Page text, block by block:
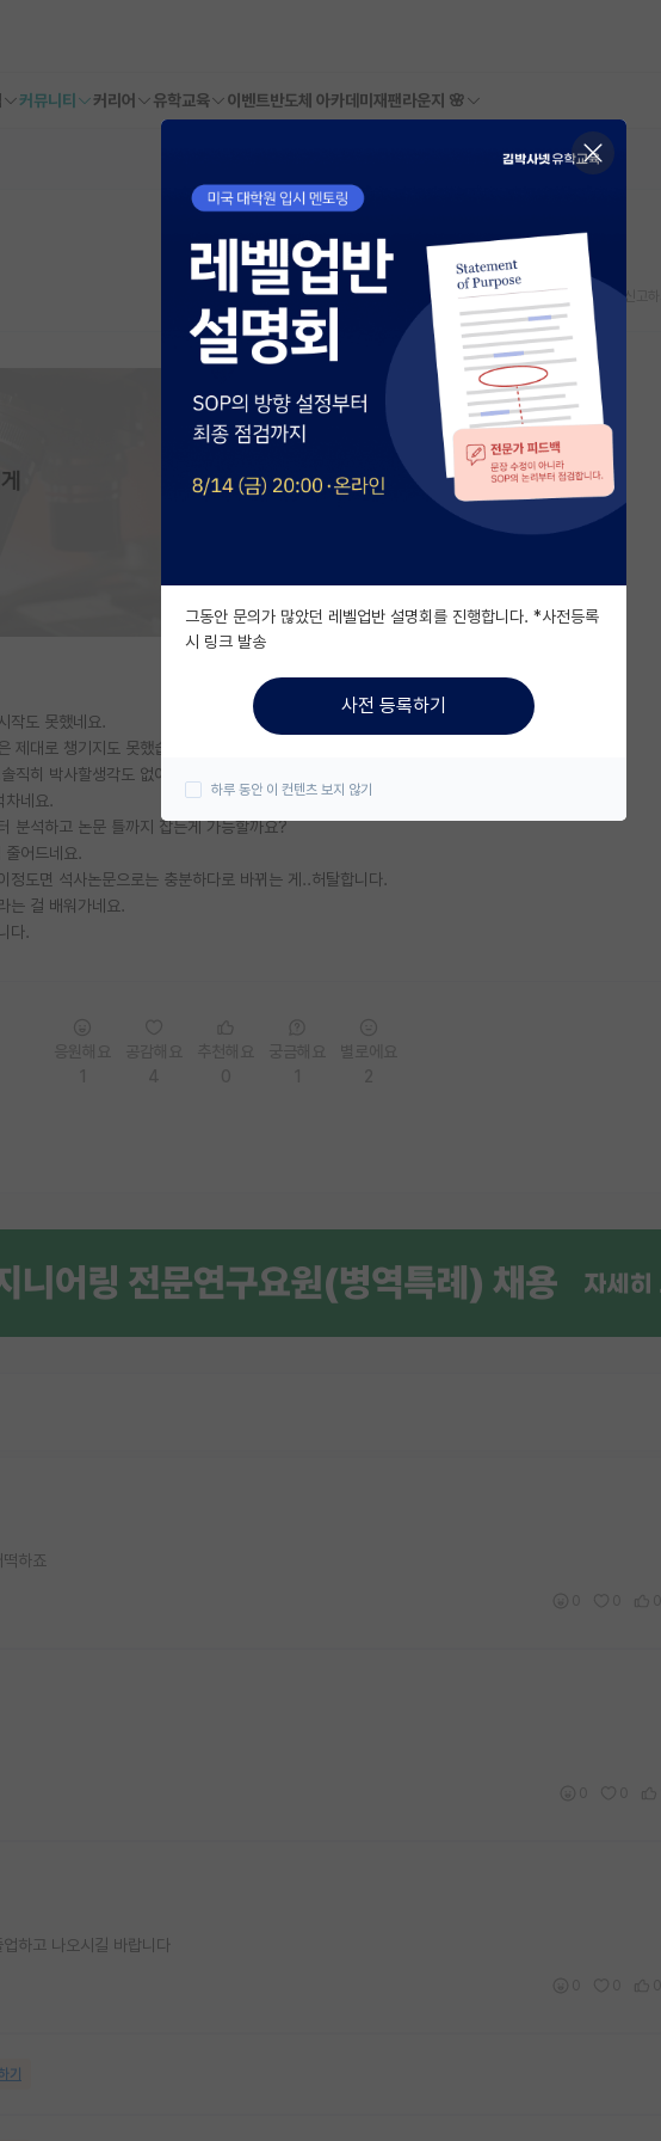
커뮤니티 커리어 유학교육 이벤트반도체 아카데미 재팬라운지 🌸
스크랩 신고
작도 못했네요.
제대로 챙기지도 못했습니다.
직히 박사할생각도 없어서 그런거 모르겠고 거절을 못한 제 잘못인 것 같아요.
차네요.
분석하고 논문 틀까지 잡는게 가능할까요?
줄어드네요.
도면 석사논문으로는 충분하다로 바뀌는 게..허탈합니다.
는 걸 배워가네요.
다.
하죠
하고 나오시길 바랍니다
기
그동안 문의가 많았던 레벨업반 설명회를 진행합니다. *사전등록
시 링크 발송
사전 등록하기
하루 동안 이 컨텐츠 보지 않기